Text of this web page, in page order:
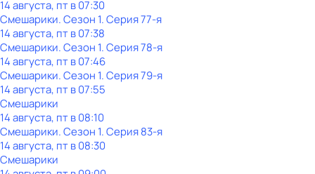
14 августа, пт в 07:30
Смешарики. Сезон 1. Серия 77-я
14 августа, пт в 07:38
Смешарики. Сезон 1. Серия 78-я
14 августа, пт в 07:46
Смешарики. Сезон 1. Серия 79-я
14 августа, пт в 07:55
Смешарики
14 августа, пт в 08:10
Смешарики. Сезон 1. Серия 83-я
14 августа, пт в 08:30
Смешарики